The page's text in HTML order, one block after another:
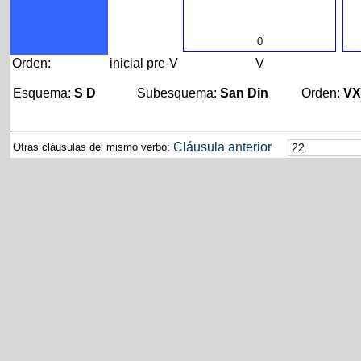
0
Orden: inicial pre-V V
Esquema: S D Subesquema:San Din Orden:
Otras cláusulas del mismo verbo: Cláusula anterior